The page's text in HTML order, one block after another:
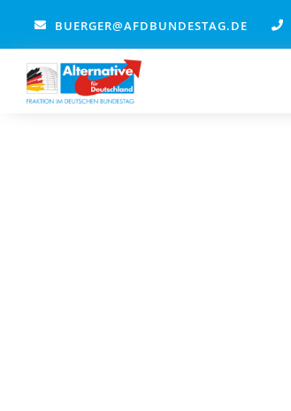
springen
BUERGER@AFDBUNDESTAG.DE